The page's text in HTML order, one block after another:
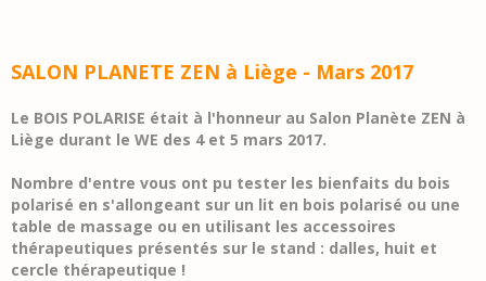
SALON PLANETE ZEN à Liège - Mars 2017
Le BOIS POLARISE était à l'honneur au Salon Planète ZEN à
Liège durant le WE des 4 et 5 mars 2017.
Nombre d'entre vous ont pu tester les bienfaits du bois
polarisé en s'allongeant sur un lit en bois polarisé ou une
table de massage ou en utilisant les accessoires
thérapeutiques présentés sur le stand : dalles, huit et
cercle thérapeutique !